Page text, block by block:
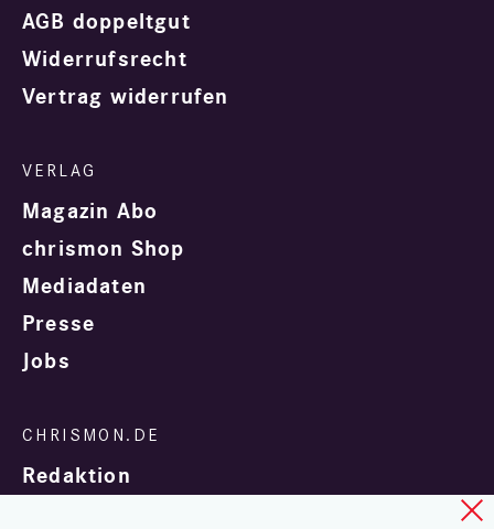
AGB doppeltgut
Widerrufsrecht
Vertrag widerrufen
Magazin Abo
chrismon Shop
Mediadaten
Presse
Jobs
Redaktion